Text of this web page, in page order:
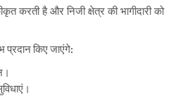
करती है और निजी क्षेत्र की भागीदारी को
प्रदान किए जाएंगे: